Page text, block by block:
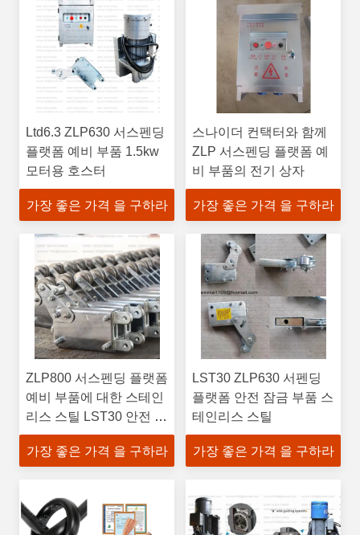
Ltd6.3 ZLP630 서스펜딩
플랫폼 예비 부품 1.5kw
모터용 호스터
가장 좋은 가격 을 구하라
스나이더 컨택터와 함께
ZLP 서스펜딩 플랫폼 예
비 부품의 전기 상자
가장 좋은 가격 을 구하라
ZLP800 서스펜딩 플랫폼
예비 부품에 대한 스테인
리스 스틸 LST30 안전 잠
금
가장 좋은 가격 을 구하라
LST30 ZLP630 서펜딩
플랫폼 안전 잠금 부품 스
테인리스 스틸
가장 좋은 가격 을 구하라